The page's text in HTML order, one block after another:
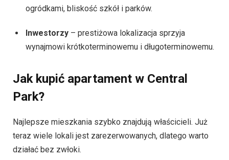
ogródkami, bliskość szkół i parków.
Inwestorzy – prestiżowa lokalizacja sprzyja
wynajmowi krótkoterminowemu i długoterminowemu.
Jak kupić apartament w Central
Park?
Najlepsze mieszkania szybko znajdują właścicieli. Już
teraz wiele lokali jest zarezerwowanych, dlatego warto
działać bez zwłoki.